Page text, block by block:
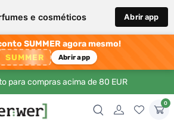
e cosméticos Abrir app
SUMMER agora mesmo!
SUMMER Abrir app
para compras acima de 80 EUR
0